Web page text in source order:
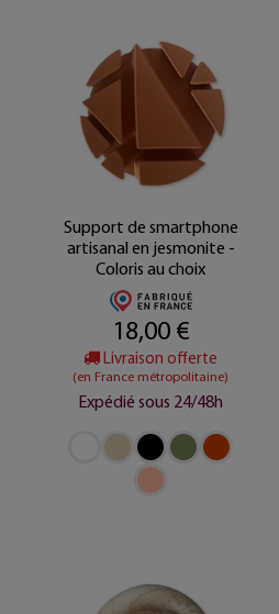
Support de smartphone
artisanal en jesmonite -
Coloris au choix
18,00 €
Livraison offerte
(en France métropolitaine)
Expédié sous 24/48h